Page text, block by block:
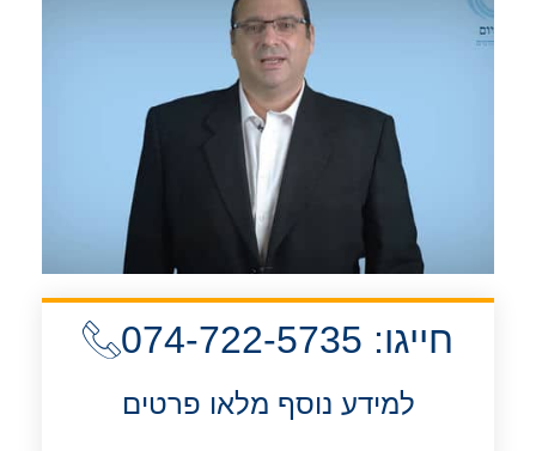
חייגו: 074-722-5735
למידע נוסף מלאו פרטים